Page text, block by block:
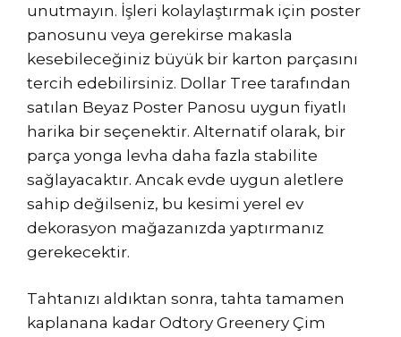
unutmayın. İşleri kolaylaştırmak için poster
panosunu veya gerekirse makasla
kesebileceğiniz büyük bir karton parçasını
tercih edebilirsiniz. Dollar Tree tarafından
satılan Beyaz Poster Panosu uygun fiyatlı
harika bir seçenektir. Alternatif olarak, bir
parça yonga levha daha fazla stabilite
sağlayacaktır. Ancak evde uygun aletlere
sahip değilseniz, bu kesimi yerel ev
dekorasyon mağazanızda yaptırmanız
gerekecektir.
Tahtanızı aldıktan sonra, tahta tamamen
kaplanana kadar Odtory Greenery Çim